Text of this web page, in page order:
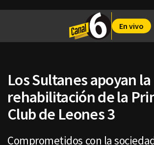
En vivo
Los Sultanes apoyan la
rehabilitación de la
Club de Leones 3
Comprometidos con la